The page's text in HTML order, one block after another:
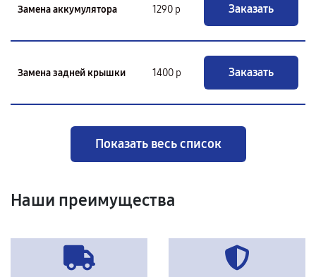
Замена аккумулятора 1290 р Заказать
Замена задней крышки 1400 р Заказать
Показать весь список
Наши преимущества